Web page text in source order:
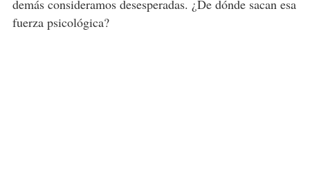
demás consideramos desesperadas. ¿De dónde sacan esa
fuerza psicológica?